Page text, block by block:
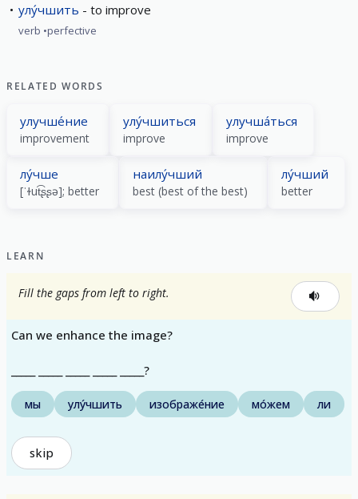
улу́чшить to improve
verb perfective
RELATED WORDS
улучше́ние
improvement
улу́чшиться
improve
улучша́ться
improve
лу́чше
[ˈɫut͡ʂʂə]; better
наилу́чший
best (best of the best)
лу́чший
better
LEARN
Fill the gaps from left to right.
Can we enhance the image?
_____ _____ _____ _____ _____?
мы улу́чшить изображе́ние мо́жем ли
skip